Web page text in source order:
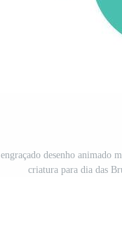
engraçado desenho animado
criatura para dia das